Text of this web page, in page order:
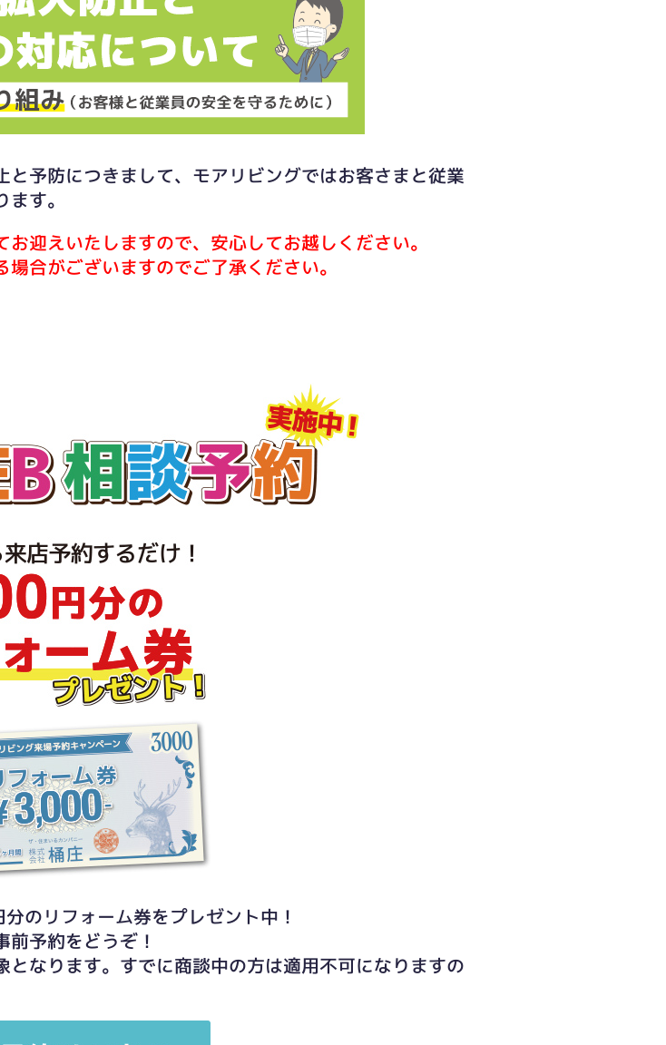
予防につきまして、モアリビングではお客さまと従業
す。
迎えいたしますので、安心してお越しください。
合がございますのでご了承ください。
のリフォーム券をプレゼント中！
予約をどうぞ！
なります。すでに商談中の方は適用不可になりますの